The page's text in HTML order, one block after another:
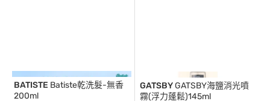
BATISTE Batiste乾洗髮-無香
200ml
GATSBYGATSBY海鹽消光噴
霧(浮力蓬鬆)145ml